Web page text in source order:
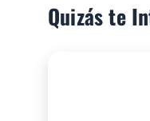
Quizás te